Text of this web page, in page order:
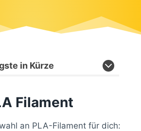
in Kürze
Filament
an PLA-Filament für dich: